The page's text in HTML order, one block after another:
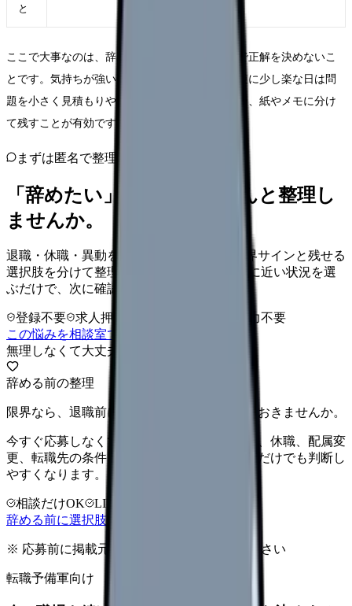
と
ここで大事なのは、辞めたい気持ちの強さだけで正解を決めないこ
とです。気持ちが強い日は判断が急ぎやすく、逆に少し楽な日は問
題を小さく見積もりやすくなります。だからこそ、紙やメモに分け
て残すことが有効です。
まずは匿名で整理
「辞めたい」を、カンゴさんと整理し
ませんか。
退職・休職・異動を急いで決める前に、限界サインと残せる
選択肢を分けて整理します。 「辞めたい」に近い状況を選
ぶだけで、次に確認することまで進めます。
登録不要 求人押し売りなし
病院名は入力不要
この悩みを相談室で整理する
無理しなくて大丈夫
辞める前の整理
限界なら、退職前に次の逃げ道だけ確保しておきませんか。
今すぐ応募しなくても大丈夫です。退職時期、休職、配属変
更、転職先の条件を第三者に整理してもらうだけでも判断し
やすくなります。
相談だけOK LINE相談OK
辞める前に選択肢を確認する
※ 応募前に掲載元の最新情報を確認してください
転職予備軍向け